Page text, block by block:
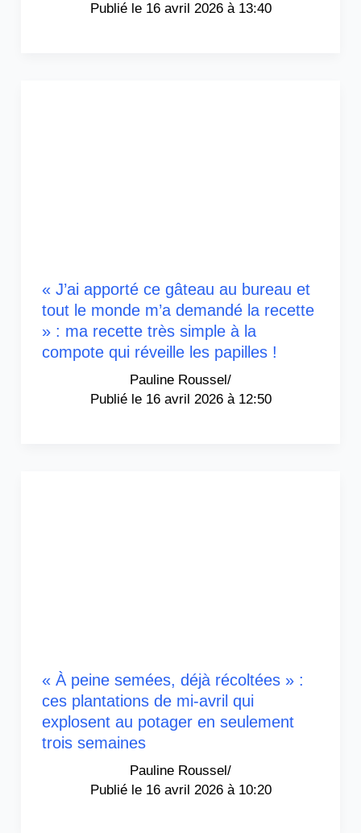
16 avril 2026 à 13:40
« J’ai apporté ce gâteau au bureau et
tout le monde m’a demandé la recette
» : ma recette très simple à la
compote qui réveille les papilles !
Pauline Roussel/
16 avril 2026 à 12:50
« À peine semées, déjà récoltées » :
ces plantations de mi-avril qui
explosent au potager en seulement
trois semaines
Pauline Roussel/
16 avril 2026 à 10:20